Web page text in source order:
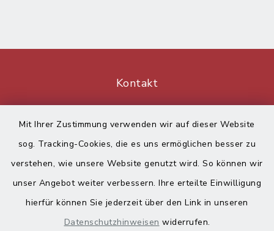
Mit Ihrer Zustimmung verwenden wir auf dieser Website
sog. Tracking-Cookies, die es uns ermöglichen besser zu
verstehen, wie unsere Website genutzt wird. So können wir
unser Angebot weiter verbessern. Ihre erteilte Einwilligung
hierfür können Sie jederzeit über den Link in unseren
Datenschutzhinweisen widerrufen.
Kontakt
Datenschutz
Impressum
Sitemap